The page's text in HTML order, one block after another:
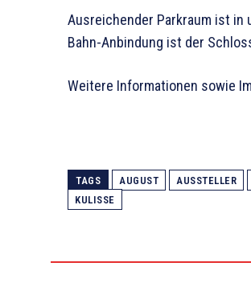
Ausreichender Parkraum ist in
Bahn-Anbindung ist der
Weitere Informationen sowie
TAGS AUGUST AUSSTELLER
KULISSE